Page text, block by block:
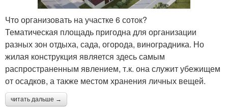
Что организовать на участке 6 соток?
Тематическая площадь пригодна для организации
разных зон отдыха, сада, огорода, виноградника. Но
жилая конструкция является здесь самым
распространенным явлением, т.к. она служит убежищем
от осадков, а также местом хранения личных вещей.
читать дальше →